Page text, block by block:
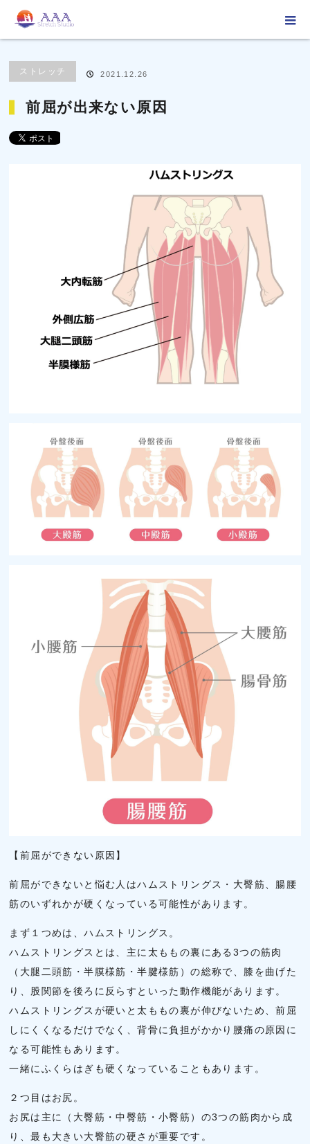
ブログ
ストレッチ 2021.12.26
前屈が出来ない原因
【前屈ができない原因】
前屈ができないと悩む人はハムストリングス・大臀筋、腸腰
筋のいずれかが硬くなっている可能性があります。
まず１つめは、ハムストリングス。
ハムストリングスとは、主に太ももの裏にある3つの筋肉
（大腿二頭筋・半膜様筋・半腱様筋）の総称で、膝を曲げた
り、股関節を後ろに反らすといった動作機能があります。
ハムストリングスが硬いと太ももの裏が伸びないため、前屈
しにくくなるだけでなく、背骨に負担がかかり腰痛の原因に
なる可能性もあります。
一緒にふくらはぎも硬くなっていることもあります。
２つ目はお尻。
お尻は主に（大臀筋・中臀筋・小臀筋）の3つの筋肉から成
り、最も大きい大臀筋の硬さが重要です。